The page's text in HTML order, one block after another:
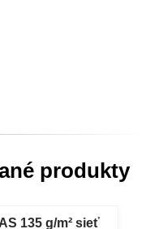
produkty
135 g/m² sieť